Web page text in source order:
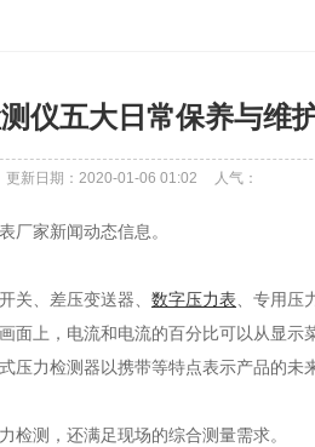
仪五大日常保养与维
更新日期：2020-01-06 01:02 人气：
厂家新闻动态信息。
关、差压变送器、 数字压力表 、专用
上，电流和电流的百分比可以从显示
力检测器以携带等特点表示产品的未
检测，还满足现场的综合测量需求。